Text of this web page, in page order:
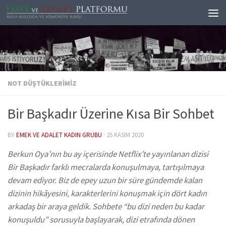
Skip to content
NOT DÜŞTÜKLERIMIZ
Bir Başkadır Üzerine Kısa Bir Sohbet
BYEMEK VE ADALET KADIN GRUBU · 25 KASIM 2020
Berkun Oya’nın bu ay içerisinde Netflix’te yayınlanan dizisi
Bir Başkadır farklı mecralarda konuşulmaya, tartışılmaya
devam ediyor. Biz de epey uzun bir süre gündemde kalan
dizinin hikâyesini, karakterlerini konuşmak için dört kadın
arkadaş bir araya geldik. Sohbete “bu dizi neden bu kadar
konuşuldu” sorusuyla başlayarak, dizi etrafında dönen